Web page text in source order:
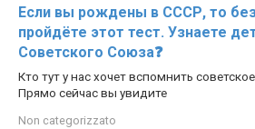
Если вы рождены в СССР, то
пройдёте этот тест. Узнаете
Советского Союза❓
Кто тут у нас хочет вспомнить
Прямо сейчас вы увидите
Non categorizzato